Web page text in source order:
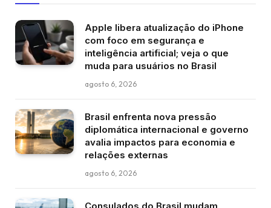
Apple libera atualização do iPhone
com foco em segurança e
inteligência artificial; veja o que
muda para usuários no Brasil
agosto 6, 2026
Brasil enfrenta nova pressão
diplomática internacional e governo
avalia impactos para economia e
relações externas
agosto 6, 2026